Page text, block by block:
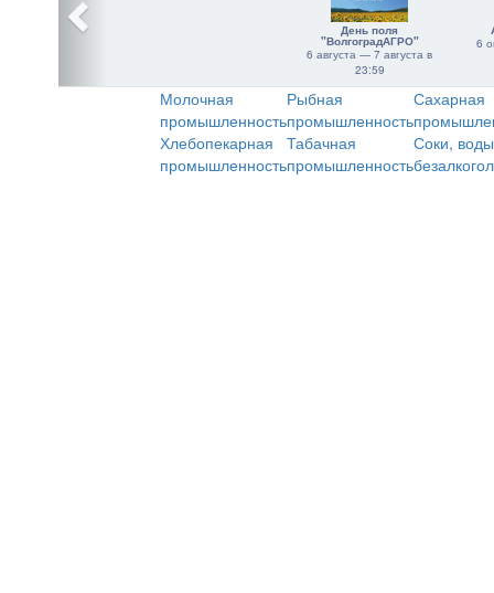
День поля
"ВолгоградАГРО"
6 августа — 7 августа в
23:59
6
Молочная
промышленность
Рыбная
промышленность
Сахарная
Хлебопекарная
промышленность
Табачная
промышленность
Соки,